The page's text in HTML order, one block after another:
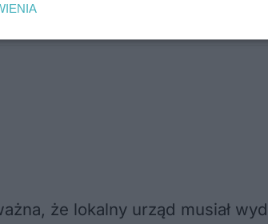
że lokalny urząd musiał